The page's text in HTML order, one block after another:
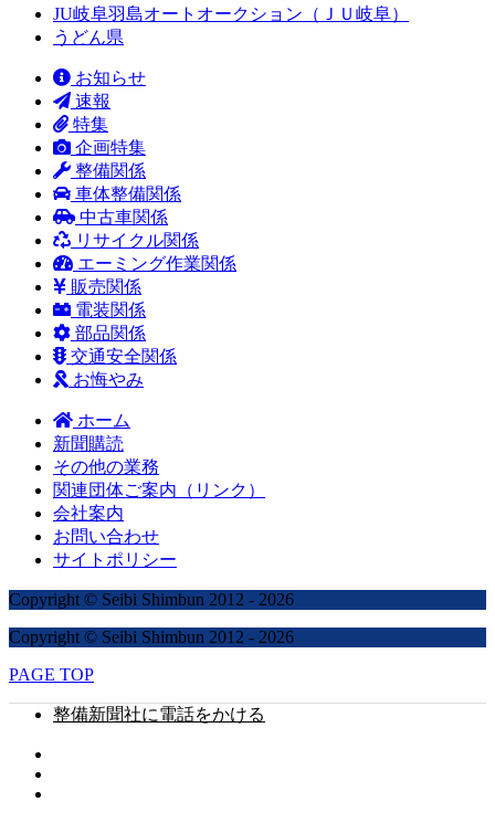
JU岐阜羽島オートオークション（ＪＵ岐阜）
うどん県
お知らせ
速報
特集
企画特集
整備関係
車体整備関係
中古車関係
リサイクル関係
エーミング作業関係
販売関係
電装関係
部品関係
交通安全関係
お悔やみ
ホーム
新聞購読
その他の業務
関連団体ご案内（リンク）
会社案内
お問い合わせ
サイトポリシー
Copyright © Seibi Shimbun 2012 - 2026
Copyright © Seibi Shimbun 2012 - 2026
PAGE TOP
整備新聞社に電話をかける